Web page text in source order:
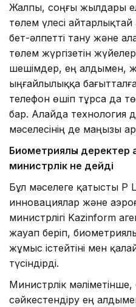
Жалпы, соңғы жылдары
төлем үлесі
бет-әлпетті тану және
төлем жүргізетін
шешімдер, ең алдымен,
ыңғайлылыққа
телефон өшіп тұрса да
бар. Алайда технология
мәселесінің де маңызы
Биометриялық деректер
министрлік не дейді
Бұл мәселеге қатысты
инновациялар және
министрлігі Kazinform
жауап беріп,
жұмыс істейтіні мен
түсіндірді.
Министрлік
сәйкестендіру ең